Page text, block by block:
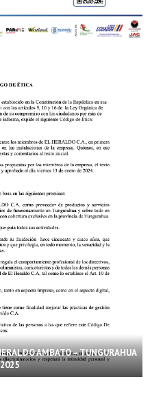
AMBATO – TUNGURAHUA
2025